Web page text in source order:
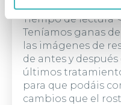
Tiempo de lectura
Teníamos ganas
las imágenes de
de antes y
últimos
para que podáis
cambios que el